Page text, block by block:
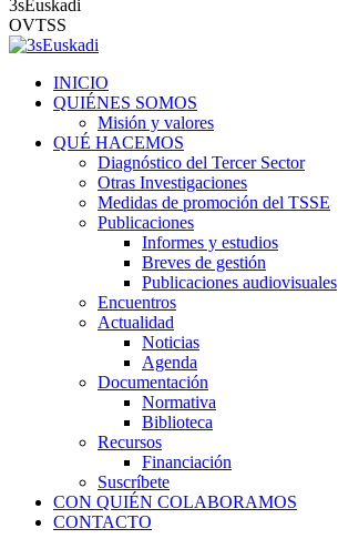
3sEuskadi
OVTSS
INICIO
QUIÉNES SOMOS
Misión y valores
QUÉ HACEMOS
Diagnóstico del Tercer Sector
Otras Investigaciones
Medidas de promoción del TSSE
Publicaciones
Informes y estudios
Breves de gestión
Publicaciones audiovisuales
Encuentros
Actualidad
Noticias
Agenda
Documentación
Normativa
Biblioteca
Recursos
Financiación
Suscríbete
CON QUIÉN COLABORAMOS
CONTACTO